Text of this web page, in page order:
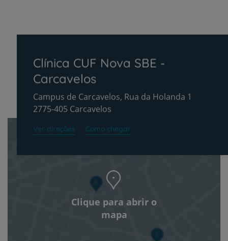
Clínica CUF Nova SBE -
Carcavelos
Campus de Carcavelos, Rua da Holanda 1
2775-405 Carcavelos
Ver direções Como chegar
Clique para abrir o
mapa